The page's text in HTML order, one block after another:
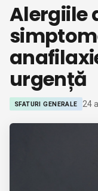
Alergiile
urgență
SFATURI GENERALE 24